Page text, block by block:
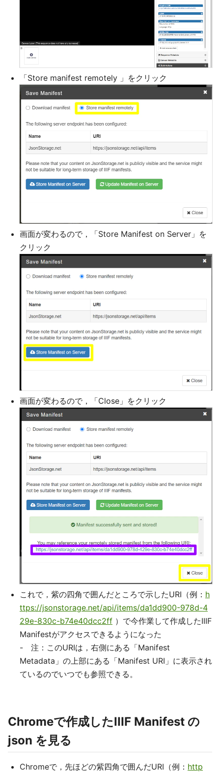
「Store manifest remotely 」をクリック
画面が変わるので，「Store Manifest on Server」を
クリック
画面が変わるので，「Close」をクリック
これで，紫の四角で囲んだところで示したURI（例： h
ttps://jsonstorage.net/api/items/da1dd900-978d-4
29e-830c-b74e40dcc2ff ）で今作業して作成したIIIF
Manifestがアクセスできるようになった
- 注：このURIは，右側にある「Manifest
Metadata」の上部にある「Manifest URI」に表示され
ているのでいつでも参照できる。
Chromeで作成したIIIF Manifest の
json を見る
Chromeで，先ほどの紫四角で囲んだURI（例： http